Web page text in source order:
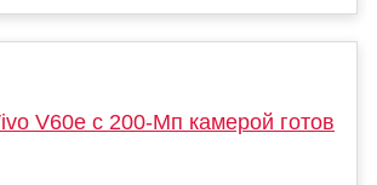
V60e с 200-Мп камерой готов